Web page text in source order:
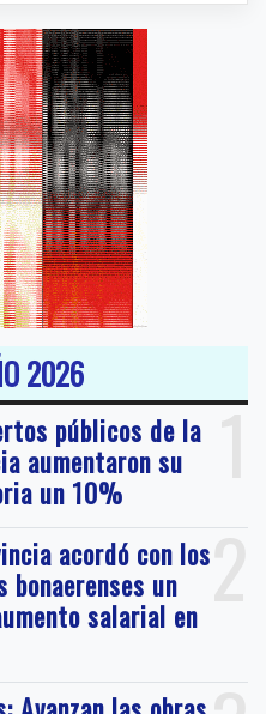
2026
1
públicos de la
aumentaron su
un 10%
2
acordó con los
bonaerenses un
salarial en